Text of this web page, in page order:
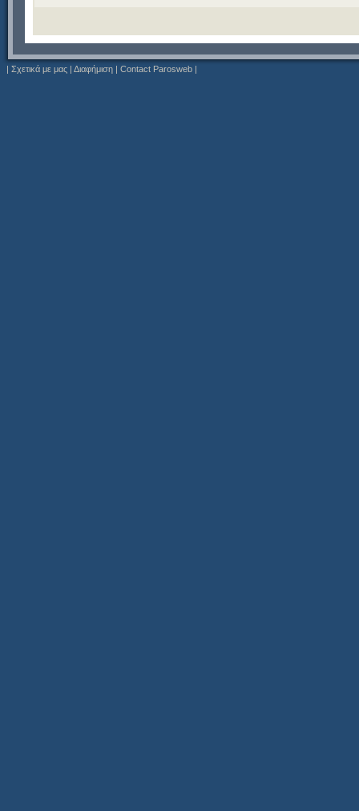
| Σχετικά με μας | Διαφήμιση | Contact Parosweb |